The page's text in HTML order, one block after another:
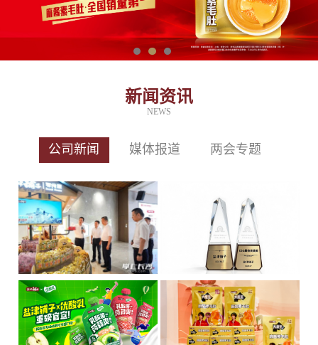
新闻资讯
NEWS
公司新闻 媒体报道 两会专题